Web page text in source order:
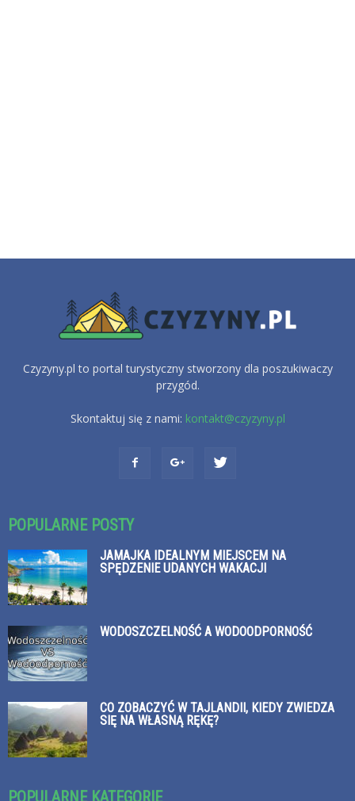
Czyzyny.pl to portal turystyczny stworzony dla poszukiwaczy
przygód.
Skontaktuj się z nami: kontakt@czyzyny.pl
POPULARNE POSTY
JAMAJKA IDEALNYM MIEJSCEM NA
SPĘDZENIE UDANYCH WAKACJI
WODOSZCZELNOŚĆ A WODOODPORNOŚĆ
CO ZOBACZYĆ W TAJLANDII, KIEDY ZWIEDZA
SIĘ NA WŁASNĄ RĘKĘ?